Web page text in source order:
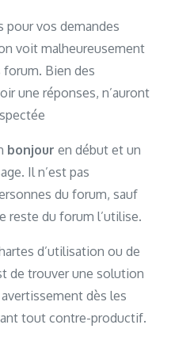
pour vos demandes
voit malheureusement
Bien des
une réponses, n’auront
bonjour en début et un
Il n’est pas
du forum, sauf
reste du forum l’utilise.
d’utilisation ou de
de trouver une solution
dès les
tout contre-productif.